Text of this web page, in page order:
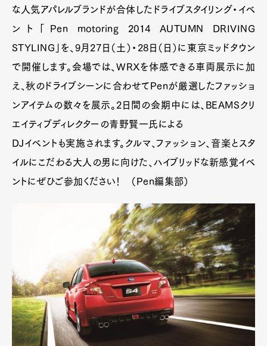
な人気アパレルブランドが合体したドライブスタイリング・イベ
ント「Pen motoring 2014 AUTUMN DRIVING
STYLING」を、9月27日（土）・28日（日）に東京ミッドタウン
で開催します。会場では、WRXを体感できる車両展示に加
え、秋のドライブシーンに合わせてPenが厳選したファッショ
ンアイテムの数々を展示。2日間の会期中には、BEAMSクリ
エイティブディレクターの青野賢一氏による
DJイベントも実施されます。クルマ、ファッション、音楽とスタ
イルにこだわる大人の男に向けた、ハイブリッドな新感覚イベ
ントにぜひご参加ください！ （Pen編集部）